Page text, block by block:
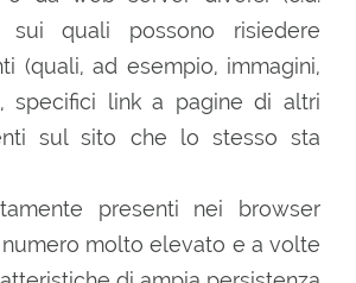
sui quali possono risiedere
(quali, ad esempio, immagini,
specifici link a pagine di altri
sul sito che lo stesso sta
presenti nei browser
molto elevato e a volte